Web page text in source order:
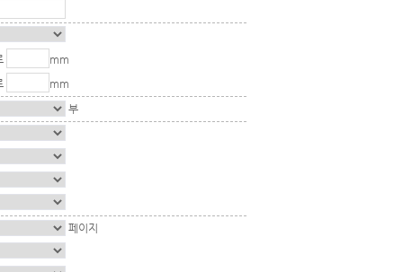
mm
mm
부
페이지